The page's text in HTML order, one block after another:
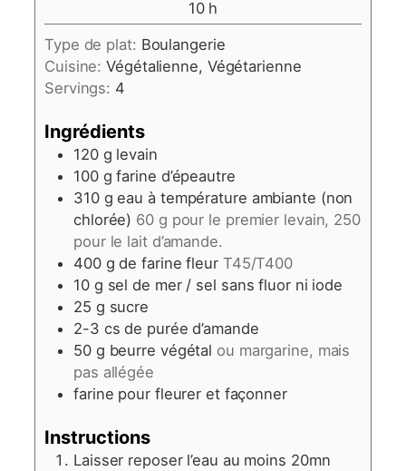
10heures
h
Type de plat: Boulangerie
Cuisine:Végétalienne, Végétarienne
Servings: 4
Ingrédients
120 g levain
100 g farine d’épeautre
310 g eau à température ambiante (non
chlorée) 60 g pour le premier levain, 250
pour le lait d’amande.
400 g de farine fleur T45/T400
10 g sel de mer / sel sans fluor ni iode
25 g sucre
2-3 cs de purée d’amande
50 g beurre végétal ou margarine, mais
pas allégée
farine pour fleurer et façonner
Instructions
Laisser reposer l’eau au moins 20mn